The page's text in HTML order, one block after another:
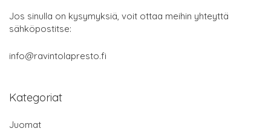
Jos sinulla on kysymyksiä, voit ottaa meihin yhteyttä
sähköpostitse:
info@ravintolapresto.fi
Kategoriat
Juomat